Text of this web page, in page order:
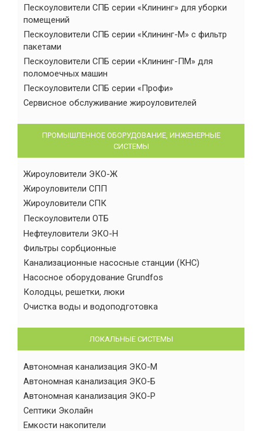
Пескоуловители СПБ серии «Клининг» для уборки
помещений
Пескоуловители СПБ серии «Клининг-М» с фильтр
пакетами
Пескоуловители СПБ серии «Клининг-ПМ» для
поломоечных машин
Пескоуловители СПБ серии «Профи»
Сервисное обслуживание жироуловителей
ПРОМЫШЛЕННОЕ ОБОРУДОВАНИЕ, ИНЖЕНЕРНЫЕ
СИСТЕМЫ
Жироуловители ЭКО-Ж
Жироуловители СПП
Жироуловители СПК
Пескоуловители ОТБ
Нефтеуловители ЭКО-Н
Фильтры сорбционные
Канализационные насосные станции (КНС)
Насосное оборудование Grundfos
Колодцы, решетки, люки
Очистка воды и водоподготовка
ЛОКАЛЬНЫЕ СИСТЕМЫ
Автономная канализация ЭКО-М
Автономная канализация ЭКО-Б
Автономная канализация ЭКО-Р
Септики Эколайн
Емкости накопители